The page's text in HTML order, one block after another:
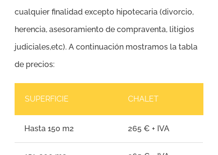
cualquier finalidad excepto hipotecaria (divorcio,
herencia, asesoramiento de compraventa, litigios
judiciales,etc). A continuación mostramos la tabla
de precios:
SUPERFICIE CHALET
Hasta 150 m2 265 € + IVA